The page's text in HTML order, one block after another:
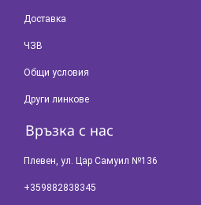
Доставка
ЧЗВ
Общи условия
Други линкове
Връзка с нас
Плевен, ул. Цар Самуил №136
+359882838345